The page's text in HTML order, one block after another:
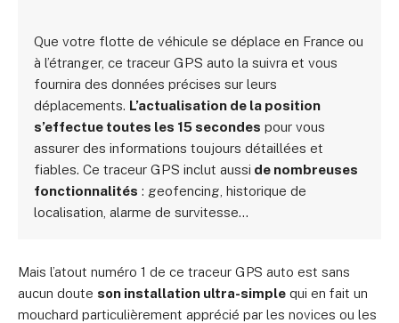
Que votre flotte de véhicule se déplace en France ou
à l’étranger, ce traceur GPS auto la suivra et vous
fournira des données précises sur leurs
déplacements. L’actualisation de la position
s’effectue toutes les 15 secondes pour vous
assurer des informations toujours détaillées et
fiables. Ce traceur GPS inclut aussi de nombreuses
fonctionnalités : geofencing, historique de
localisation, alarme de survitesse…
Mais l’atout numéro 1 de ce traceur GPS auto est sans
aucun doute son installation ultra-simple qui en fait un
mouchard particulièrement apprécié par les novices ou les